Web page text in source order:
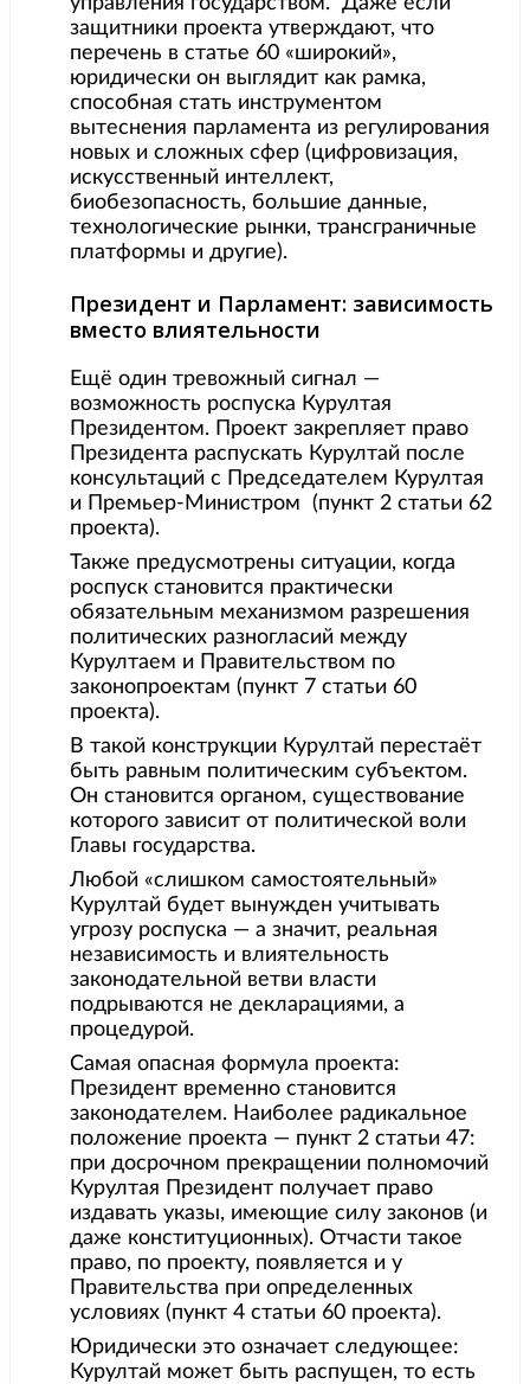
защитники проекта утверждают, что
перечень в статье 60 «широкий»,
юридически он выглядит как рамка,
способная стать инструментом
вытеснения парламента из регулирования
новых и сложных сфер (цифровизация,
искусственный интеллект,
биобезопасность, большие данные,
технологические рынки, трансграничные
платформы и другие).
Президент и Парламент: зависимость
вместо влиятельности
Ещё один тревожный сигнал —
возможность роспуска Курултая
Президентом. Проект закрепляет право
Президента распускать Курултай после
консультаций с Председателем Курултая
и Премьер-Министром (пункт 2 статьи 62
проекта).
Также предусмотрены ситуации, когда
роспуск становится практически
обязательным механизмом разрешения
политических разногласий между
Курултаем и Правительством по
законопроектам (пункт 7 статьи 60
проекта).
В такой конструкции Курултай перестаёт
быть равным политическим субъектом.
Он становится органом, существование
которого зависит от политической воли
Главы государства.
Любой «слишком самостоятельный»
Курултай будет вынужден учитывать
угрозу роспуска — а значит, реальная
независимость и влиятельность
законодательной ветви власти
подрываются не декларациями, а
процедурой.
Самая опасная формула проекта:
Президент временно становится
законодателем. Наиболее радикальное
положение проекта — пункт 2 статьи 47:
при досрочном прекращении полномочий
Курултая Президент получает право
издавать указы, имеющие силу законов (и
даже конституционных). Отчасти такое
право, по проекту, появляется и у
Правительства при определенных
условиях (пункт 4 статьи 60 проекта).
Юридически это означает следующее:
Курултай может быть распущен, то есть